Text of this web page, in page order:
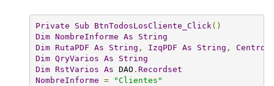
Private Sub BtnTodosLosCliente_Click()
Dim NombreInforme As
String
Dim RutaPDF As String , IzqPDF As String ,
Dim QryVarios As
String
Dim RstVarios As DAO . Recordset
NombreInforme
=
"Clientes"